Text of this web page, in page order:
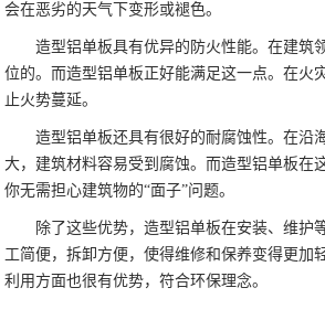
会在恶劣的天气下变形或褪色。
造型铝单板具有优异的防火性能。在建筑
位的。而造型铝单板正好能满足这一点。在火
止火势蔓延。
造型铝单板还具有很好的耐腐蚀性。在沿
大，建筑材料容易受到腐蚀。而造型铝单板在
你无需担心建筑物的“面子”问题。
除了这些优势，造型铝单板在安装、维护
工简便，拆卸方便，使得维修和保养变得更加
利用方面也很有优势，符合环保理念。